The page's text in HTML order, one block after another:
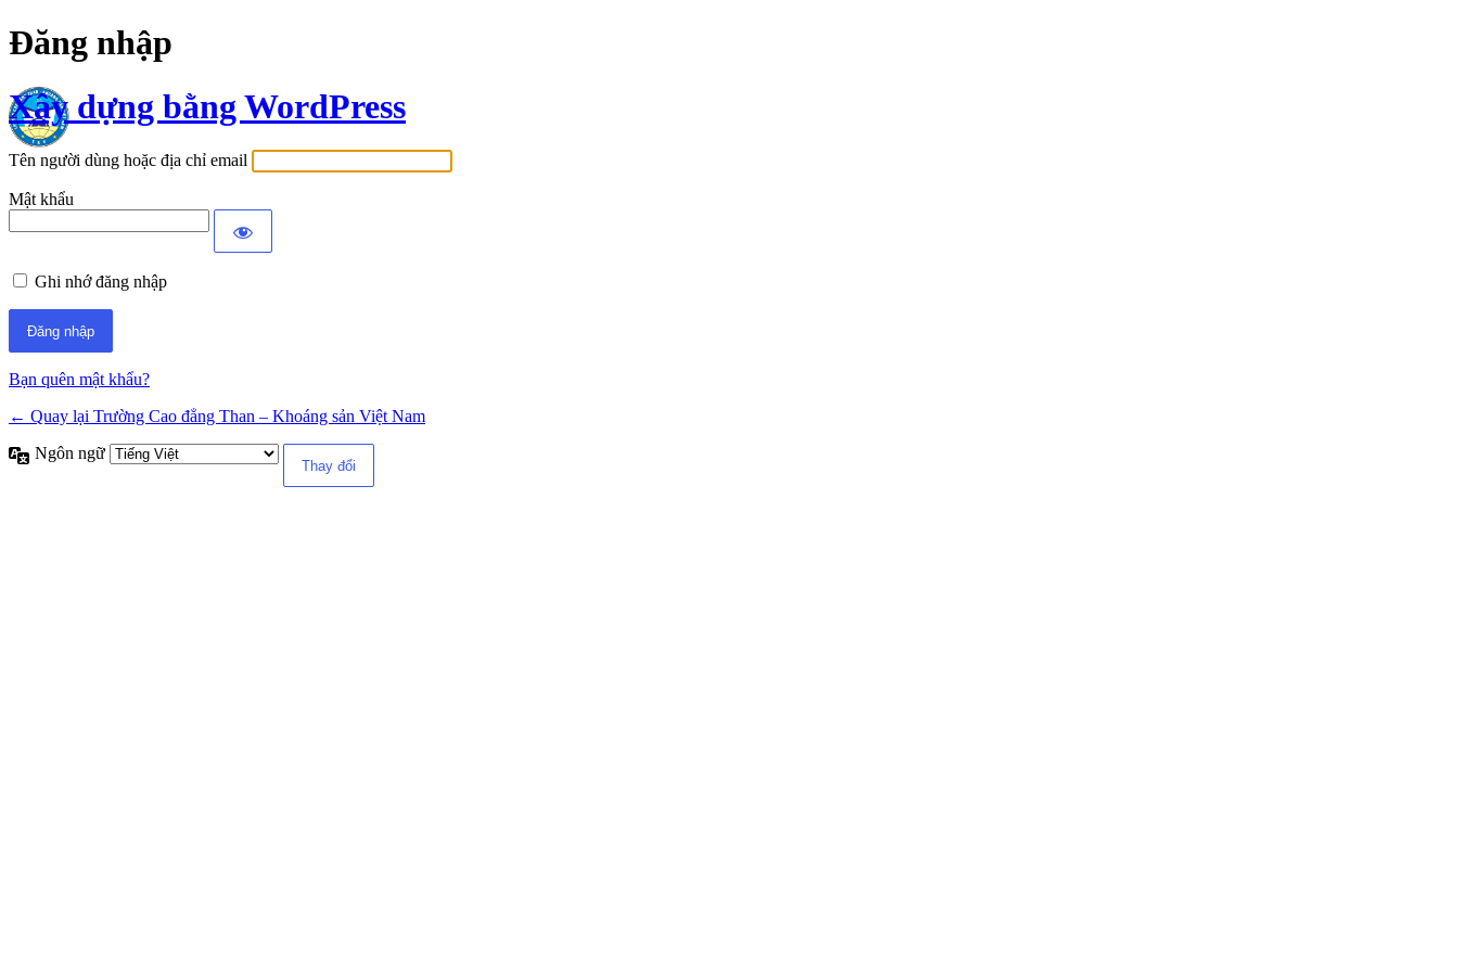
Đăng nhập
Xây dựng bằng WordPress
Tên người dùng hoặc địa chỉ email
Mật khẩu
Ghi nhớ đăng nhập
Bạn quên mật khẩu?
← Quay lại Trường Cao đẳng Than – Khoáng sản Việt Nam
Ngôn ngữ